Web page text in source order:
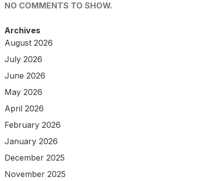
NO COMMENTS TO SHOW.
Archives
August 2026
July 2026
June 2026
May 2026
April 2026
February 2026
January 2026
December 2025
November 2025